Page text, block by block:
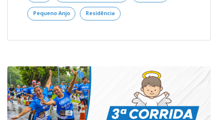
Pequeno Anjo Residência